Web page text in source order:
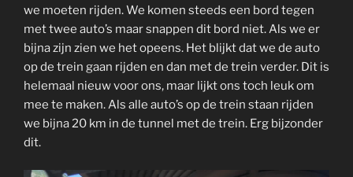
we moeten rijden. We komen steeds een bord tegen
met twee auto’s maar snappen dit bord niet. Als we er
bijna zijn zien we het opeens. Het blijkt dat we de auto
op de trein gaan rijden en dan met de trein verder. Dit is
helemaal nieuw voor ons, maar lijkt ons toch leuk om
mee te maken. Als alle auto’s op de trein staan rijden
we bijna 20 km in de tunnel met de trein. Erg bijzonder
dit.